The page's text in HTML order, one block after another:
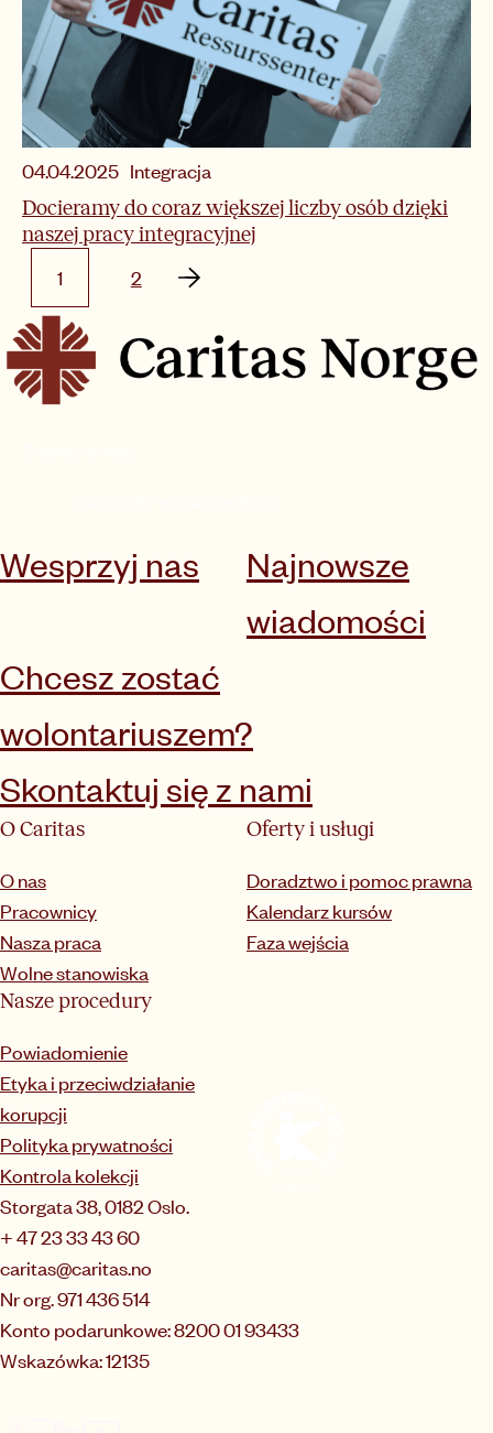
04.04.2025 Integracja
Docieramy do coraz większej liczby osób dzięki
naszej pracy integracyjnej
1 2
Wesprzyj nas
Najnowsze
wiadomości
Chcesz zostać
wolontariuszem?
Skontaktuj się z nami
O Caritas
O nas
Pracownicy
Nasza praca
Wolne stanowiska
Oferty i usługi
Doradztwo i pomoc prawna
Kalendarz kursów
Faza wejścia
Nasze procedury
Powiadomienie
Etyka i przeciwdziałanie
korupcji
Polityka prywatności
Kontrola kolekcji
Storgata 38, 0182 Oslo.
+ 47 23 33 43 60
caritas@caritas.no
Nr org. 971 436 514
Konto podarunkowe: 8200 01 93433
Wskazówka: 12135